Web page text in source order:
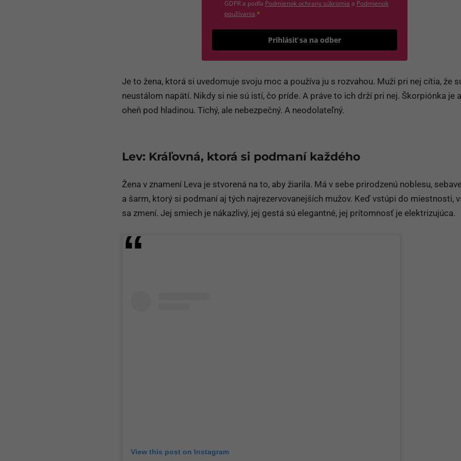
GDPR a podľa Podmienok ochrany súkromia (otvorí sa v novom okne)
a Podmienok
používania(otvorí sa v novom okne)
.*
Prihlásiť sa na odber
Je to žena, ktorá si uvedomuje svoju moc a používa ju s rozvahou. Muži pri nej cítia, že
neustálom napätí. Nikdy si nie sú istí, čo príde. A práve to ich drží pri nej. Škorpiónka je
oheň pod hladinou. Tichý, ale nebezpečný. A neodolateľný.
Lev: Kráľovná, ktorá si podmaní každého
Žena v znamení Leva je stvorená na to, aby žiarila. Má v sebe prirodzenú noblesu,
a šarm, ktorý si podmaní aj tých najrezervovanejších mužov. Keď vstúpi do miestnosti,
sa zmení. Jej smiech je nákazlivý, jej gestá sú elegantné, jej prítomnosť je elektrizujúca.
View this post on Instagram